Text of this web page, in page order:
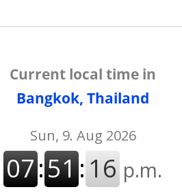
Current local time in
Bangkok, Thailand